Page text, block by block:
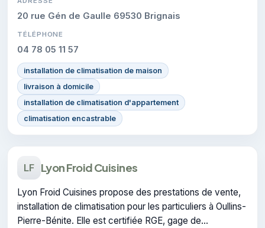
20 rue Gén de Gaulle 69530 Brignais
TÉLÉPHONE
04 78 05 11 57
installation de climatisation de maison
livraison à domicile
installation de climatisation d'appartement
climatisation encastrable
LF Lyon Froid Cuisines
Lyon Froid Cuisines propose des prestations de vente,
installation de climatisation pour les particuliers à Oullins-
Pierre-Bénite. Elle est certifiée RGE, gage de